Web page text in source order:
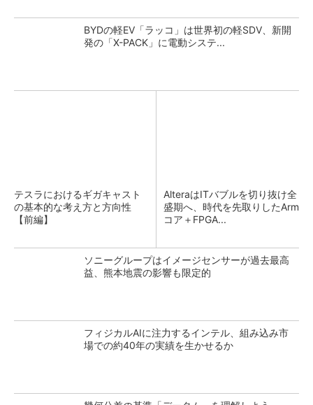
BYDの軽EV「ラッコ」は世界初の軽SDV、新開
発の「X-PACK」に電動システ...
テスラにおけるギガキャスト
の基本的な考え方と方向性
【前編】
AlteraはITバブルを切り抜け全
盛期へ、時代を先取りしたArm
コア＋FPGA...
ソニーグループはイメージセンサーが過去最高
益、熊本地震の影響も限定的
フィジカルAIに注力するインテル、組み込み市
場での約40年の実績を生かせるか